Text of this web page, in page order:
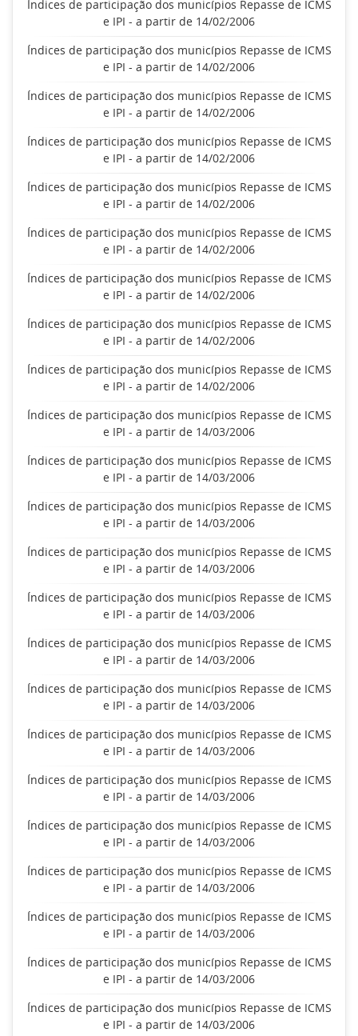
Índices de participação dos municípios Repasse de ICMS
e IPI - a partir de 14/02/2006
Índices de participação dos municípios Repasse de ICMS
e IPI - a partir de 14/02/2006
Índices de participação dos municípios Repasse de ICMS
e IPI - a partir de 14/02/2006
Índices de participação dos municípios Repasse de ICMS
e IPI - a partir de 14/02/2006
Índices de participação dos municípios Repasse de ICMS
e IPI - a partir de 14/02/2006
Índices de participação dos municípios Repasse de ICMS
e IPI - a partir de 14/02/2006
Índices de participação dos municípios Repasse de ICMS
e IPI - a partir de 14/02/2006
Índices de participação dos municípios Repasse de ICMS
e IPI - a partir de 14/02/2006
Índices de participação dos municípios Repasse de ICMS
e IPI - a partir de 14/02/2006
Índices de participação dos municípios Repasse de ICMS
e IPI - a partir de 14/03/2006
Índices de participação dos municípios Repasse de ICMS
e IPI - a partir de 14/03/2006
Índices de participação dos municípios Repasse de ICMS
e IPI - a partir de 14/03/2006
Índices de participação dos municípios Repasse de ICMS
e IPI - a partir de 14/03/2006
Índices de participação dos municípios Repasse de ICMS
e IPI - a partir de 14/03/2006
Índices de participação dos municípios Repasse de ICMS
e IPI - a partir de 14/03/2006
Índices de participação dos municípios Repasse de ICMS
e IPI - a partir de 14/03/2006
Índices de participação dos municípios Repasse de ICMS
e IPI - a partir de 14/03/2006
Índices de participação dos municípios Repasse de ICMS
e IPI - a partir de 14/03/2006
Índices de participação dos municípios Repasse de ICMS
e IPI - a partir de 14/03/2006
Índices de participação dos municípios Repasse de ICMS
e IPI - a partir de 14/03/2006
Índices de participação dos municípios Repasse de ICMS
e IPI - a partir de 14/03/2006
Índices de participação dos municípios Repasse de ICMS
e IPI - a partir de 14/03/2006
Índices de participação dos municípios Repasse de ICMS
e IPI - a partir de 14/03/2006